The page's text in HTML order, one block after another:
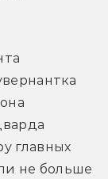
главных
не больше